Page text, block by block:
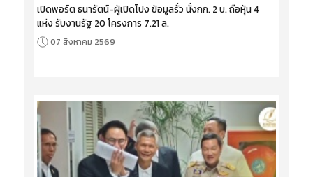
เปิดพอร์ต ธนารัตน์-ผู้เปิดโปง ข้อมูลรั่ว นั่งกก. 2 บ. ถือหุ้น 4
แห่ง รับงานรัฐ 20 โครงการ 7.21 ล.
07 สิงหาคม 2569